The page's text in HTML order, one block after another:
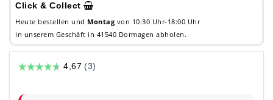
Click & Collect
Heute bestellen und Montag von 10:30 Uhr-18:00 Uhr
in unserem Geschäft in 41540 Dormagen abholen.